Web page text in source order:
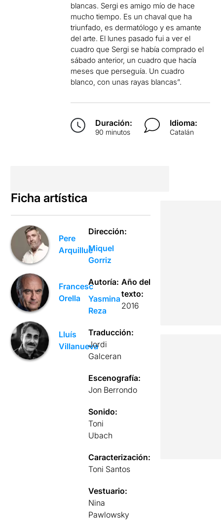
blancas. Sergi es amigo mío de hace
mucho tiempo. Es un chaval que ha
triunfado, es dermatólogo y es amante
del arte. El lunes pasado fui a ver el
cuadro que Sergi se había comprado el
sábado anterior, un cuadro que hacía
meses que perseguía. Un cuadro
blanco, con unas rayas blancas”.
Duración:
90 minutos
Idioma:
Catalán
Ficha artística
Pere
Arquillué
Francesc
Orella
Lluís
Villanueva
Dirección:
Miquel
Gorriz
Autoría:
Yasmina
Reza
Año del
texto:
2016
Traducción:
Jordi
Galceran
Escenografía:
Jon Berrondo
Sonido:
Toni
Ubach
Caracterización:
Toni Santos
Vestuario:
Nina
Pawlowsky